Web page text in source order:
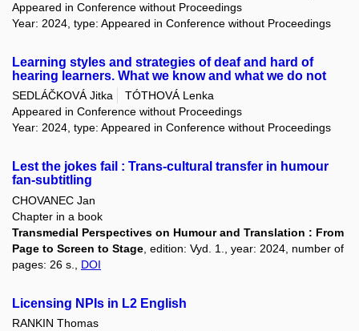
Appeared in Conference without Proceedings
Year: 2024, type: Appeared in Conference without Proceedings
Learning styles and strategies of deaf and hard of
hearing learners. What we know and what we do not
SEDLÁČKOVÁ Jitka
TÓTHOVÁ Lenka
Appeared in Conference without Proceedings
Year: 2024, type: Appeared in Conference without Proceedings
Lest the jokes fail : Trans-cultural transfer in humour
fan-subtitling
CHOVANEC Jan
Chapter in a book
Transmedial Perspectives on Humour and Translation : From
Page to Screen to Stage , edition: Vyd. 1., year: 2024, number of
pages: 26 s., DOI
Licensing NPIs in L2 English
RANKIN Thomas